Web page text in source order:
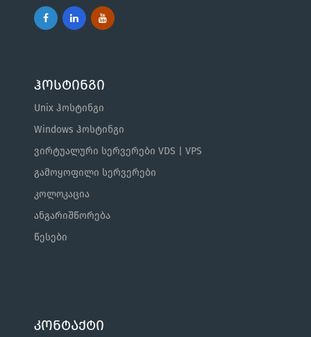
ჰოსტინგი
Unix ჰოსტინგი
Windows ჰოსტინგი
ვირტუალური სერვერები VDS | VPS
გამოყოფილი სერვერები
კოლოკაცია
ანგარიშწორება
წესები
კონტაქტი